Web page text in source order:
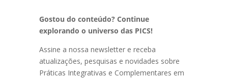
Gostou do conteúdo? Continue
explorando o universo das PICS!
Assine a nossa newsletter e receba
atualizações, pesquisas e novidades sobre
Práticas Integrativas e Complementares em